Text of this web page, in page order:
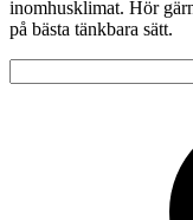
inomhusklimat. Hör
på bästa tänkbara sätt.